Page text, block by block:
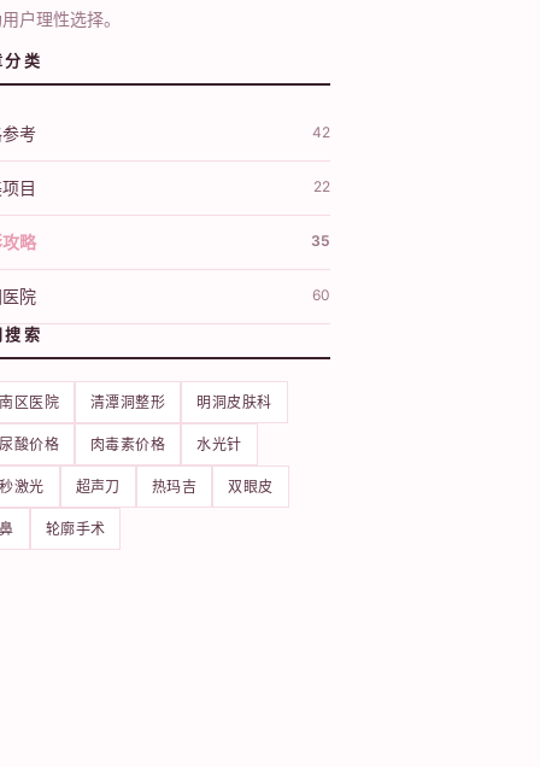
户理性选择。
分类
考 42
目 22
略 35
院 60
搜索
区医院 清潭洞整形 明洞皮肤科
酸价格 肉毒素价格 水光针
激光 超声刀 热玛吉 双眼皮
轮廓手术